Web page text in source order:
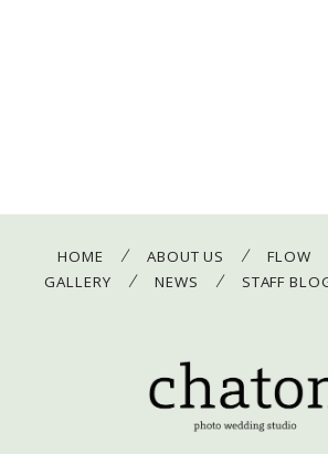
HOME / ABOUT US /FLOW
GALLERY / NEWS / STAFF